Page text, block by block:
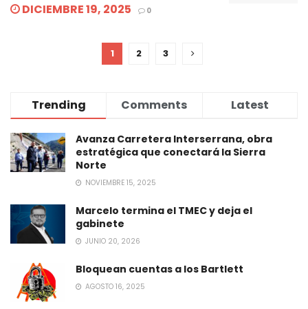
DICIEMBRE 19, 2025 0
1 2 3
Trending Comments Latest
Avanza Carretera Interserrana, obra
estratégica que conectará la Sierra
Norte
NOVIEMBRE 15, 2025
Marcelo termina el TMEC y deja el
gabinete
JUNIO 20, 2026
Bloquean cuentas a los Bartlett
AGOSTO 16, 2025